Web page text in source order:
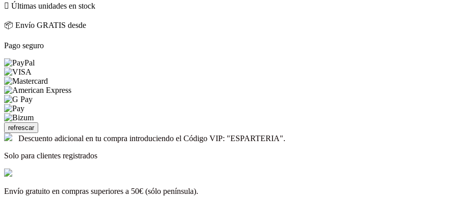
 Últimas unidades en stock
📦 Envío GRATIS desde
Pago seguro
Descuento adicional en tu compra introduciendo el Código VIP: "ESPARTERIA".
Solo para clientes registrados
Envío gratuito en compras superiores a 50€ (sólo península).